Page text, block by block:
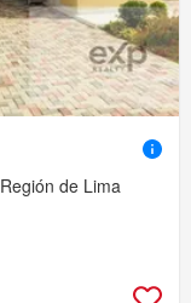
de Lima